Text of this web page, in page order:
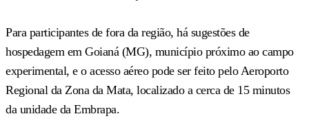
Para participantes de fora da região, há sugestões de
hospedagem em Goianá (MG), município próximo ao campo
experimental, e o acesso aéreo pode ser feito pelo Aeroporto
Regional da Zona da Mata, localizado a cerca de 15 minutos
da unidade da Embrapa.